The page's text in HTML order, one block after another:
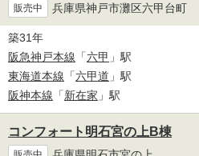
販売中 兵庫県神戸市灘区六甲台町
築31年
阪急神戸本線 「六甲 」駅
東海道本線 「六甲道 」駅
阪神本線 「新在家 」駅
コンフォート明石宮の上B棟